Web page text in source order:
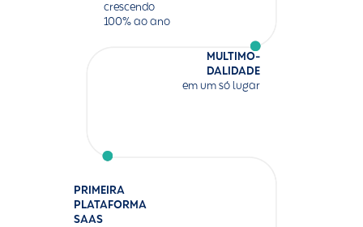
crescendo
100% ao ano
MULTIMO-
DALIDADE
em um só lugar
PRIMEIRA
PLATAFORMA
SAAS